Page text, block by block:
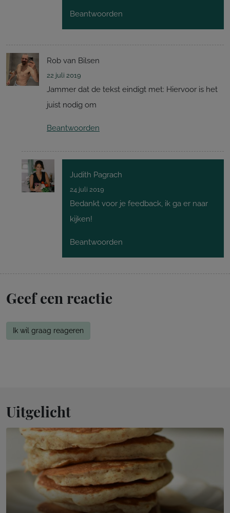
Beantwoorden
Rob van Bilsen
22 juli 2019
Jammer dat de tekst eindigt met: Hiervoor is het
juist nodig om
Beantwoorden
Judith Pagrach
24 juli 2019
Bedankt voor je feedback, ik ga er naar
kijken!
Beantwoorden
Geef een reactie
Ik wil graag reageren
Uitgelicht